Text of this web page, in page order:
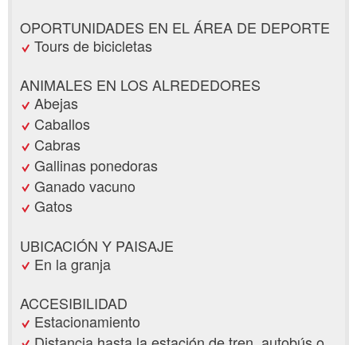
OPORTUNIDADES EN EL ÁREA DE DEPORTE
Tours de bicicletas
ANIMALES EN LOS ALREDEDORES
Abejas
Caballos
Cabras
Gallinas ponedoras
Ganado vacuno
Gatos
UBICACIÓN Y PAISAJE
En la granja
ACCESIBILIDAD
Estacionamiento